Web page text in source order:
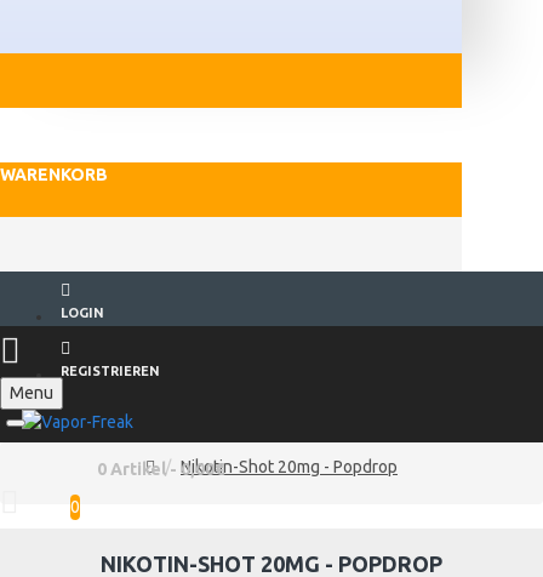
WARENKORB
LOGIN
REGISTRIEREN
Menu
0 Artikel - 0,00€
0
Nikotin-Shot 20mg - Popdrop
NIKOTIN-SHOT 20MG - POPDROP